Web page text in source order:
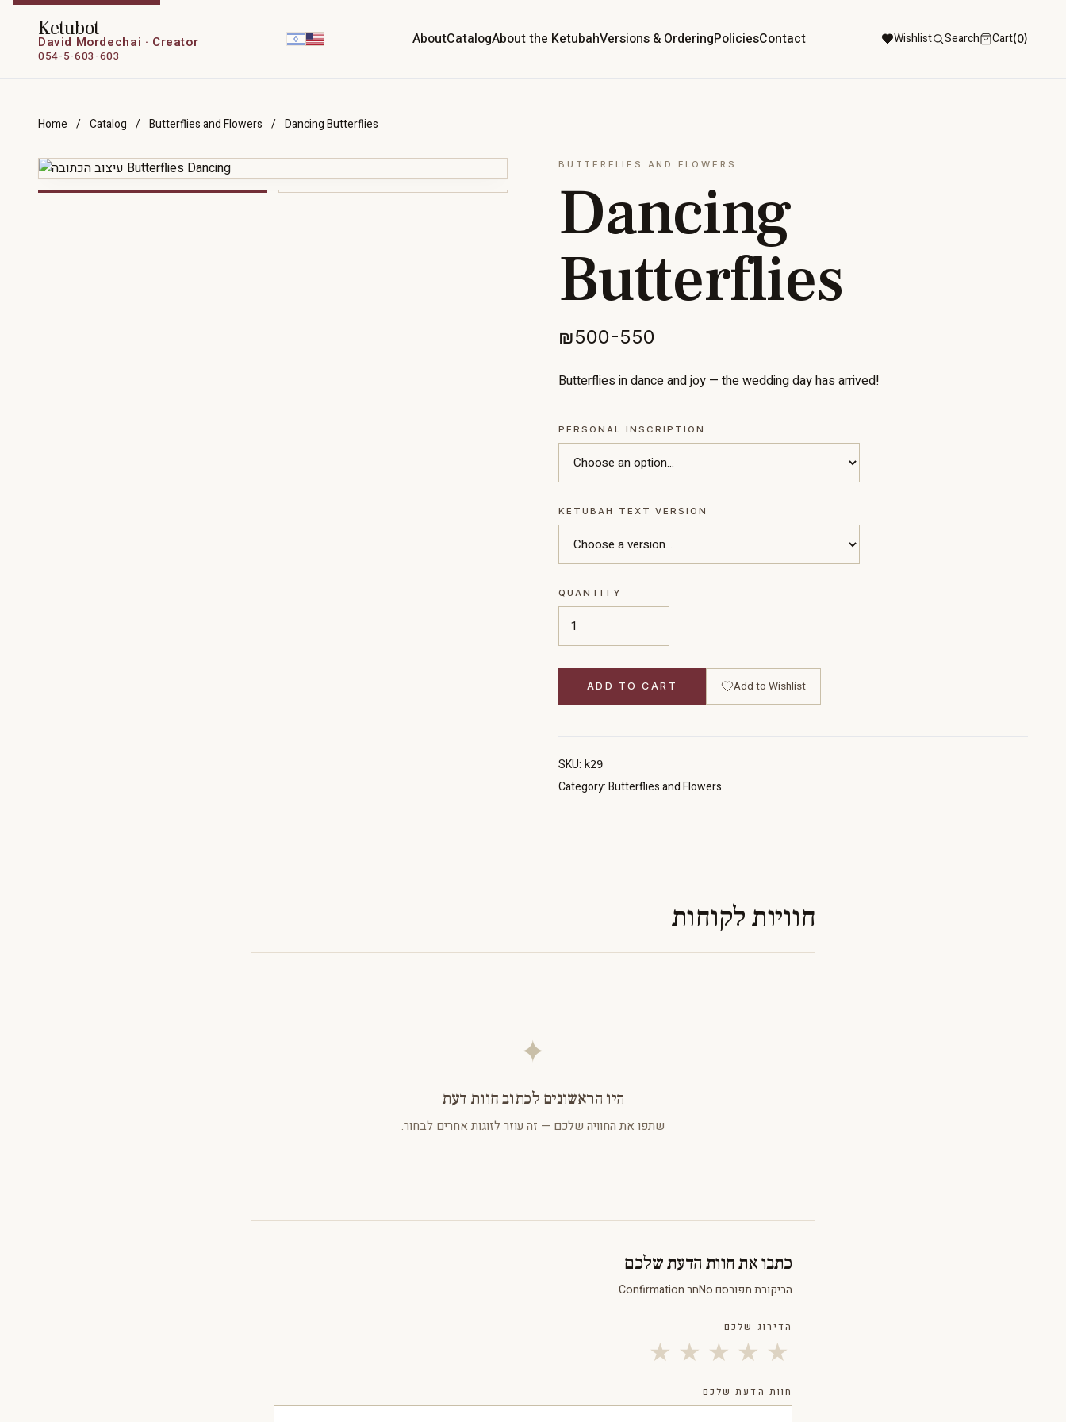
Ketubot
David Mordechai · Creator
054-5-603-603
AboutCatalogAbout the KetubahVersions & OrderingPoliciesContact Wishlist Search Cart(0)
Home / Catalog / Butterflies and Flowers / Dancing Butterflies
BUTTERFLIES AND FLOWERS
Dancing
Butterflies
₪500-550
Butterflies in dance and joy — the wedding day has arrived!
PERSONAL INSCRIPTION
KETUBAH TEXT VERSION
QUANTITY
ADD TO CART Add to Wishlist
SKU: k29
Category:Butterflies and Flowers
חוויות לקוחות
✦
היו הראשונים לכתוב חוות דעת
שתפו את החוויה שלכם — זה עוזר לזוגות אחרים לבחור.
כתבו את חוות הדעת שלכם
הביקורת תפורסם Noחר Confirmation.
הדירוג שלכם
★ ★ ★ ★ ★
חוות הדעת שלכם